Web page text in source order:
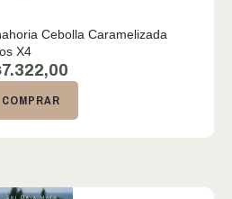
Cebolla Caramelizada
X4
7.322,00
COMPRAR